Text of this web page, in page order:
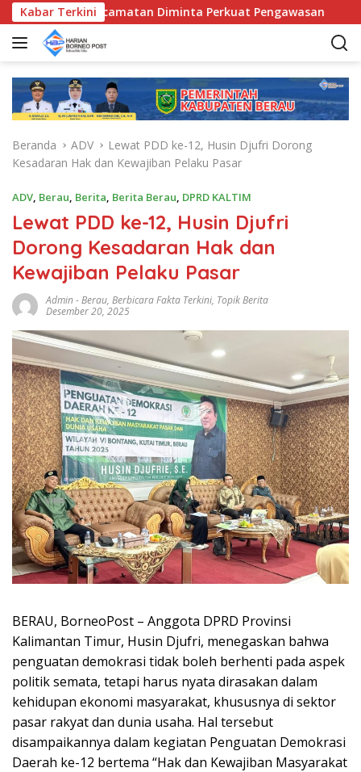
a
Kabar Terkini
Kecamatan Diminta Perkuat Pengawasan
Beranda ADV
Lewat PDD ke-12, Husin Djufri Dorong
Kesadaran Hak dan Kewajiban Pelaku Pasar
ADV, Berau, Berita, Berita Berau, DPRD KALTIM
Lewat PDD ke-12, Husin Djufri
Dorong Kesadaran Hak dan
Kewajiban Pelaku Pasar
Admin-Berau, Berbicara Fakta Terkini, Topik Berita
Desember 20, 2025
BERAU, BorneoPost – Anggota DPRD Provinsi
Kalimantan Timur, Husin Djufri, menegaskan bahwa
penguatan demokrasi tidak boleh berhenti pada aspek
politik semata, tetapi harus nyata dirasakan dalam
kehidupan ekonomi masyarakat, khususnya di sektor
pasar rakyat dan dunia usaha. Hal tersebut
disampaikannya dalam kegiatan Penguatan Demokrasi
Daerah ke-12 bertema “Hak dan Kewajiban Masyarakat